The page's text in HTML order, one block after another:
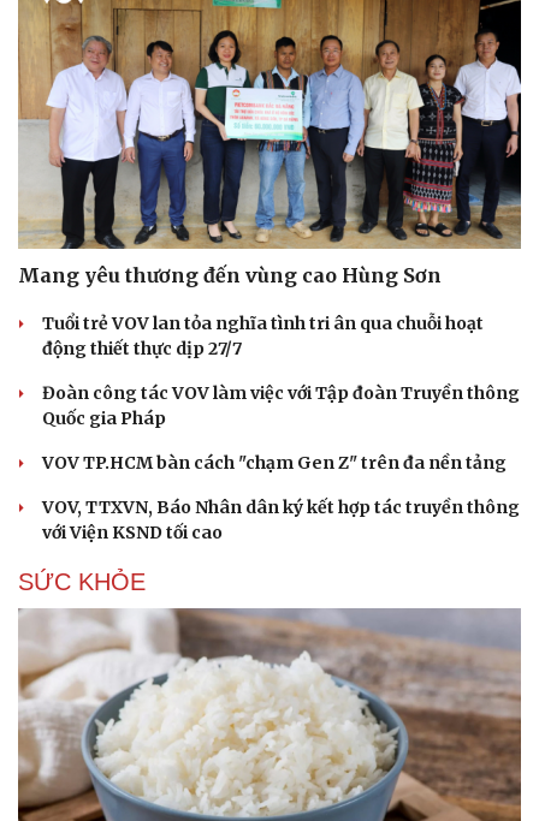
Mang yêu thương đến vùng cao Hùng Sơn
Tuổi trẻ VOV lan tỏa nghĩa tình tri ân qua chuỗi hoạt
động thiết thực dịp 27/7
Đoàn công tác VOV làm việc với Tập đoàn Truyền thông
Quốc gia Pháp
VOV TP.HCM bàn cách "chạm Gen Z" trên đa nền tảng
VOV, TTXVN, Báo Nhân dân ký kết hợp tác truyền thông
với Viện KSND tối cao
SỨC KHỎE